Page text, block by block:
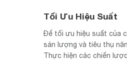
Tối Ưu Hiệu Suất
Để tối ưu hiệu suất của
sản lượng và tiêu thụ
Thực hiện các chiến